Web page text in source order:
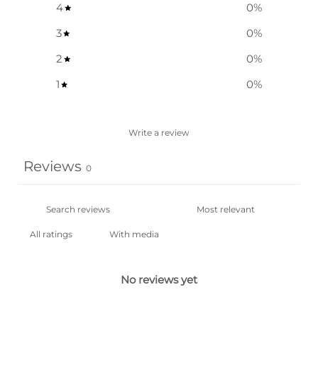
4
0%
3
0%
2
0%
1
0%
Write a review
Reviews 0
With media
No reviews yet